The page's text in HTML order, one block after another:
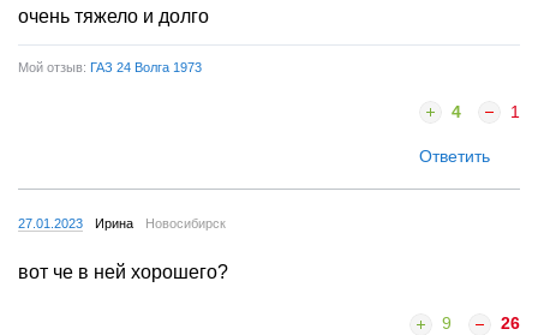
очень тяжело и долго
Мой отзыв: ГАЗ 24 Волга 1973
4 1
Ответить
27.01.2023 Ирина Новосибирск
вот че в ней хорошего?
9 26